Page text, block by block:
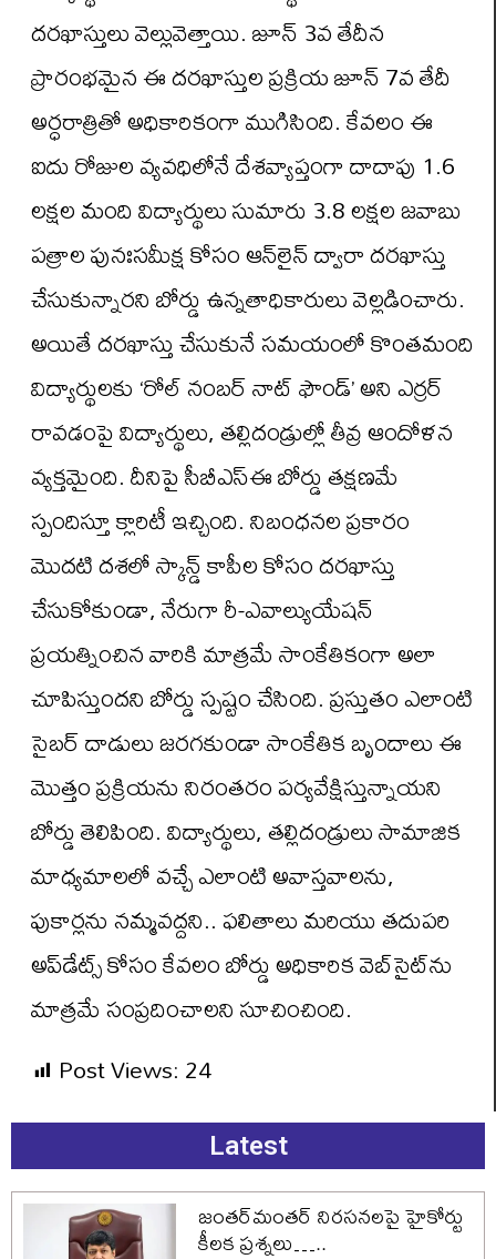
దరఖాస్తులు వెల్లువెత్తాయి. జూన్ 3వ తేదీన
ప్రారంభమైన ఈ దరఖాస్తుల ప్రక్రియ జూన్ 7వ తేదీ
అర్ధరాత్రితో అధికారికంగా ముగిసింది. కేవలం ఈ
ఐదు రోజుల వ్యవధిలోనే దేశవ్యాప్తంగా దాదాపు 1.6
లక్షల మంది విద్యార్థులు సుమారు 3.8 లక్షల జవాబు
పత్రాల పునఃసమీక్ష కోసం ఆన్‌లైన్ ద్వారా దరఖాస్తు
చేసుకున్నారని బోర్డు ఉన్నతాధికారులు వెల్లడించారు.
అయితే దరఖాస్తు చేసుకునే సమయంలో కొంతమంది
విద్యార్థులకు ‘రోల్ నంబర్ నాట్ ఫౌండ్’ అని ఎర్రర్
రావడంపై విద్యార్థులు, తల్లిదండ్రుల్లో తీవ్ర ఆందోళన
వ్యక్తమైంది. దీనిపై సీబీఎస్‌ఈ బోర్డు తక్షణమే
స్పందిస్తూ క్లారిటీ ఇచ్చింది. నిబంధనల ప్రకారం
మొదటి దశలో స్కాన్డ్ కాపీల కోసం దరఖాస్తు
చేసుకోకుండా, నేరుగా రీ-ఎవాల్యుయేషన్
ప్రయత్నించిన వారికి మాత్రమే సాంకేతికంగా అలా
చూపిస్తుందని బోర్డు స్పష్టం చేసింది. ప్రస్తుతం ఎలాంటి
సైబర్ దాడులు జరగకుండా సాంకేతిక బృందాలు ఈ
మొత్తం ప్రక్రియను నిరంతరం పర్యవేక్షిస్తున్నాయని
బోర్డు తెలిపింది. విద్యార్థులు, తల్లిదండ్రులు సామాజిక
మాధ్యమాలలో వచ్చే ఎలాంటి అవాస్తవాలను,
పుకార్లను నమ్మవద్దని.. ఫలితాలు మరియు తదుపరి
అప్‌డేట్స్ కోసం కేవలం బోర్డు అధికారిక వెబ్‌సైట్‌ను
మాత్రమే సంప్రదించాలని సూచించింది.
Post Views:24
Latest
జంతర్‌మంతర్ నిరసనలపై హైకోర్టు
కీలక ప్రశ్నలు…..